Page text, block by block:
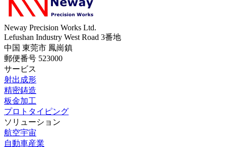
Neway Precision Works Ltd.
Lefushan Industry West Road 3番地
中国 東莞市 鳳崗鎮
郵便番号 523000
サービス
射出成形
精密鋳造
板金加工
プロトタイピング
ソリューション
航空宇宙
自動車産業